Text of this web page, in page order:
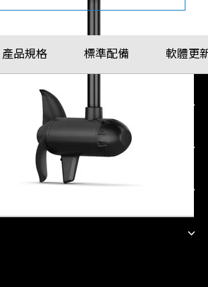
產品規格 標準配備 軟體更